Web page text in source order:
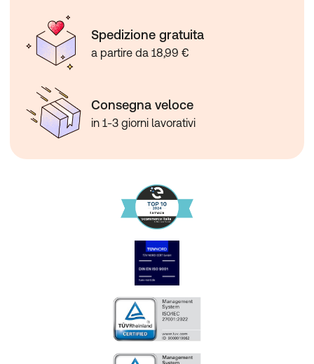
Spedizione gratuita
a partire da 18,99 €
Consegna veloce
in 1-3 giorni lavorativi